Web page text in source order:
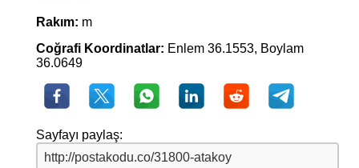
Rakım: m
Coğrafi Koordinatlar: Enlem 36.1553, Boylam
36.0649
Sayfayı paylaş: